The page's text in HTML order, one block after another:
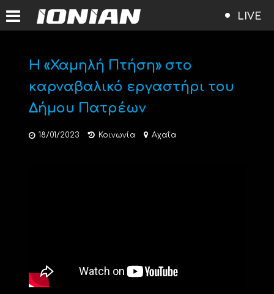
LIVE
Η «Χαμηλή Πτήση» στο
καρναβαλικό εργαστήρι του
Δήμου Πατρέων
18/01/2023 Κοινωνία Αχαΐα